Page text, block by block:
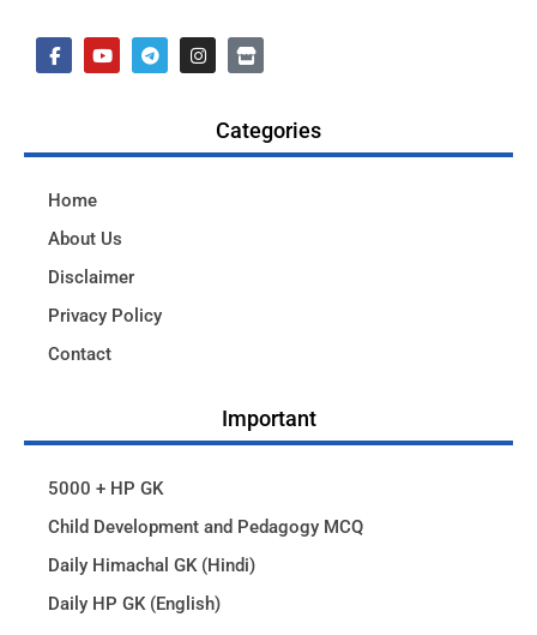
Categories
Home
About Us
Disclaimer
Privacy Policy
Contact
Important
5000 + HP GK
Child Development and Pedagogy MCQ
Daily Himachal GK (Hindi)
Daily HP GK (English)